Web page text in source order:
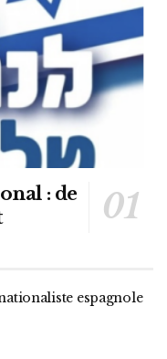
: de
espagnole